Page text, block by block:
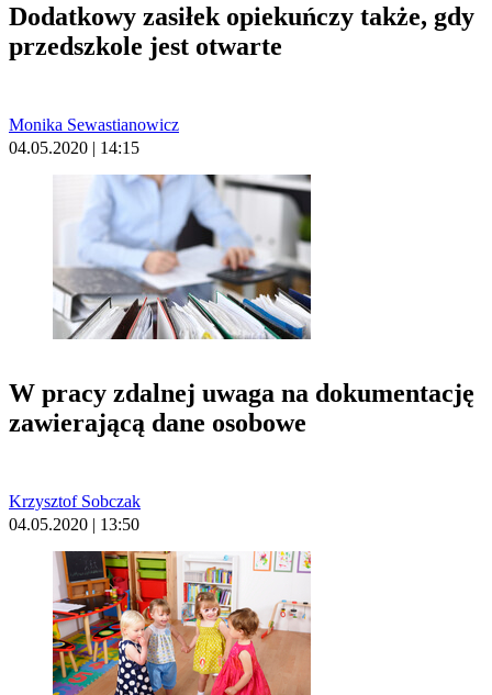
Dodatkowy zasiłek opiekuńczy także, gdy
przedszkole jest otwarte
Monika Sewastianowicz
04.05.2020 | 14:15
W pracy zdalnej uwaga na dokumentację
zawierającą dane osobowe
Krzysztof Sobczak
04.05.2020 | 13:50